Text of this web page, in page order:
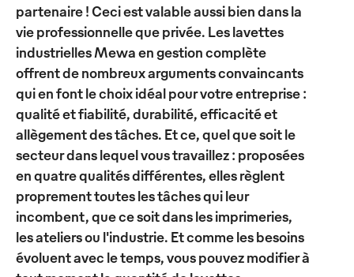
partenaire ! Ceci est valable aussi bien dans la
vie professionnelle que privée. Les lavettes
industrielles Mewa en gestion complète
offrent de nombreux arguments convaincants
qui en font le choix idéal pour votre entreprise :
qualité et fiabilité, durabilité, efficacité et
allègement des tâches. Et ce, quel que soit le
secteur dans lequel vous travaillez : proposées
en quatre qualités différentes, elles règlent
proprement toutes les tâches qui leur
incombent, que ce soit dans les imprimeries,
les ateliers ou l'industrie. Et comme les besoins
évoluent avec le temps, vous pouvez modifier à